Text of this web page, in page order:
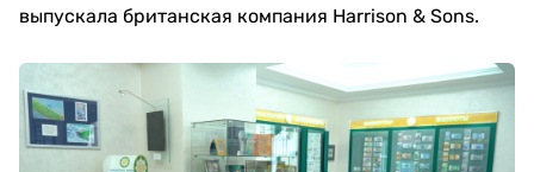
выпускала британская компания Harrison & Sons.